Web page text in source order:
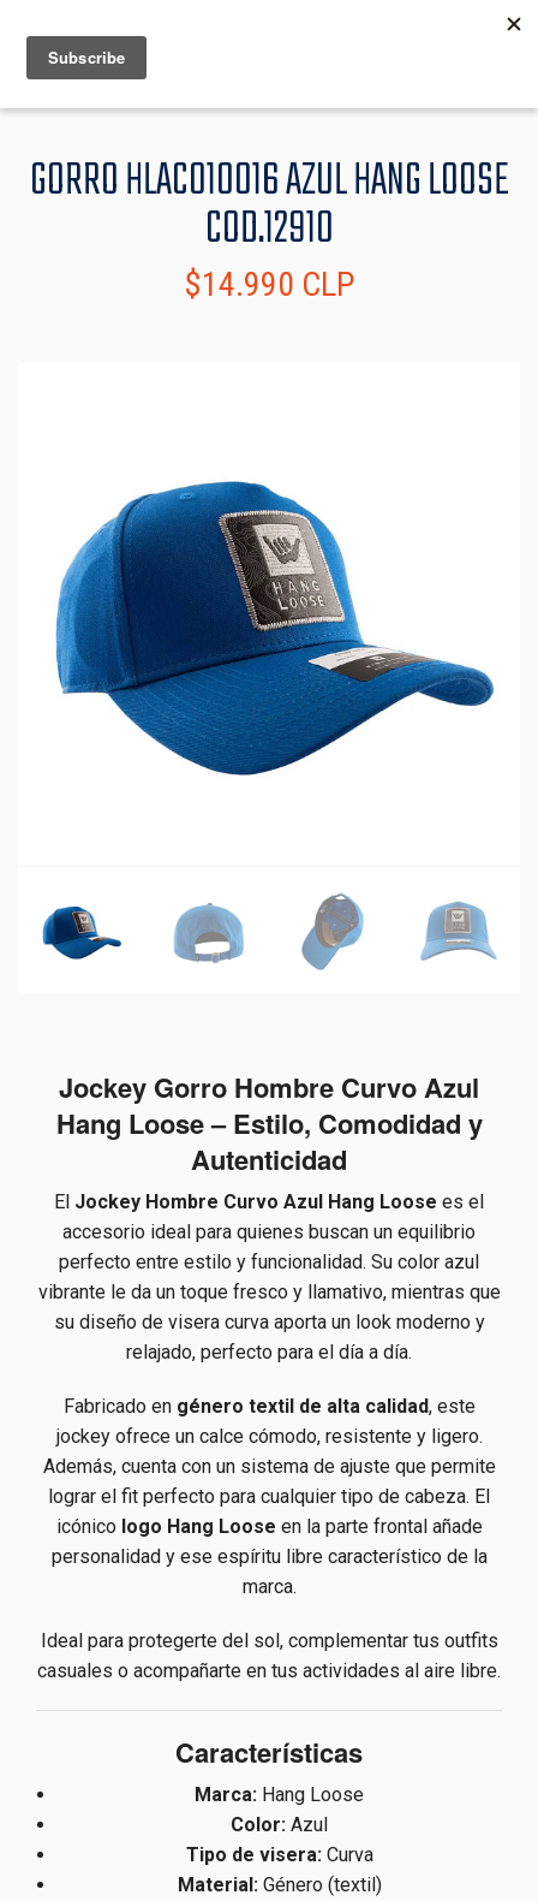
MENU
GORRO HLAC010016 AZUL HANG LOOSE
COD.12910
$14.990 CLP
Jockey Gorro Hombre Curvo Azul
Hang Loose – Estilo, Comodidad y
Autenticidad
El Jockey Hombre Curvo Azul Hang Loose es el
accesorio ideal para quienes buscan un equilibrio
perfecto entre estilo y funcionalidad. Su color azul
vibrante le da un toque fresco y llamativo, mientras que
su diseño de visera curva aporta un look moderno y
relajado, perfecto para el día a día.
Fabricado en género textil de alta calidad, este
jockey ofrece un calce cómodo, resistente y ligero.
Además, cuenta con un sistema de ajuste que permite
lograr el fit perfecto para cualquier tipo de cabeza. El
icónico logo Hang Loose en la parte frontal añade
personalidad y ese espíritu libre característico de la
marca.
Ideal para protegerte del sol, complementar tus outfits
casuales o acompañarte en tus actividades al aire libre.
Características
Marca: Hang Loose
Color: Azul
Tipo de visera:Curva
Material:Género (textil)